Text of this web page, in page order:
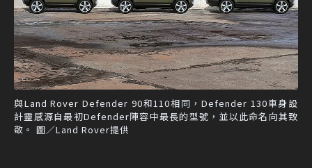
與Land Rover Defender 90和110相同，Defender 130車身設
計靈感源自最初Defender陣容中最長的型號，並以此命名向其致
敬。 圖／Land Rover提供